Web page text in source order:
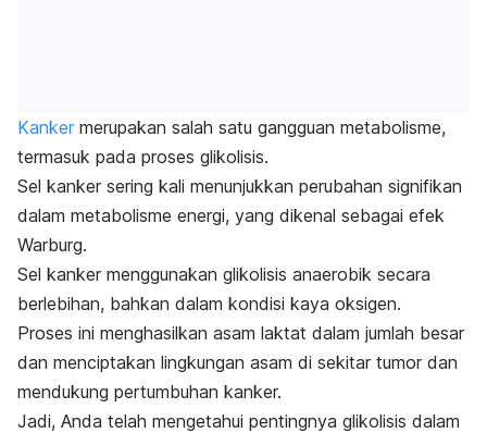
Kanker merupakan salah satu gangguan metabolisme,
termasuk pada proses glikolisis.
Sel kanker sering kali menunjukkan perubahan signifikan
dalam metabolisme energi, yang dikenal sebagai efek
Warburg.
Sel kanker menggunakan glikolisis anaerobik secara
berlebihan, bahkan dalam kondisi kaya oksigen.
Proses ini menghasilkan asam laktat dalam jumlah besar
dan menciptakan lingkungan asam di sekitar tumor dan
mendukung pertumbuhan kanker.
Jadi, Anda telah mengetahui pentingnya glikolisis dalam